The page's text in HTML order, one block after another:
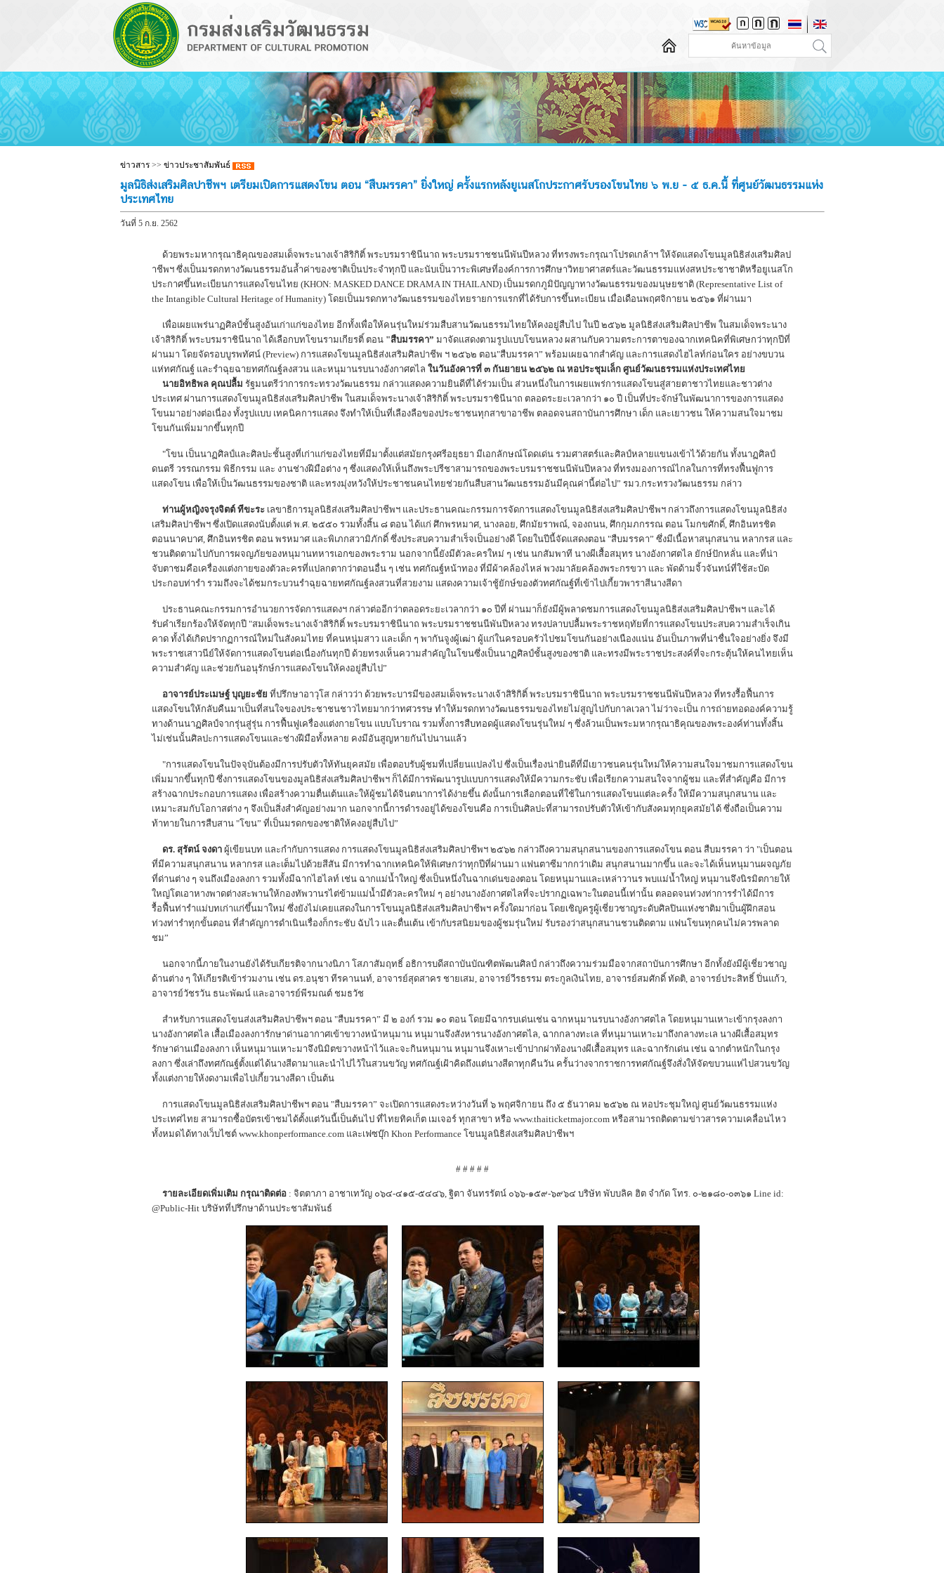
ข่าวสาร >> ข่าวประชาสัมพันธ์
มูลนิธิส่งเสริมศิลปาชีพฯ เตรียมเปิดการแสดงโขน ตอน “สืบมรรคา” ยิ่งใหญ่ ครั้งแรกหลังยูเนสโกประกาศรับรองโขนไทย ๖ พ.ย - ๕ ธ.ค.นี้ ที่ศูนย์วัฒนธรรมแห่ง
ประเทศไทย
วันที่ 5 ก.ย. 2562
ด้วยพระมหากรุณาธิคุณของสมเด็จพระนางเจ้าสิริกิติ์ พระบรมราชินีนาถ พระบรมราชชนนีพันปีหลวง ที่ทรงพระกรุณาโปรดเกล้าฯ ให้จัดแสดงโขนมูลนิธิส่งเสริมศิลป
าชีพฯ ซึ่งเป็นมรดกทางวัฒนธรรมอันล้ำค่าของชาติเป็นประจำทุกปี และนับเป็นวาระพิเศษที่องค์การการศึกษาวิทยาศาสตร์และวัฒนธรรมแห่งสหประชาชาติหรือยูเนสโก
ประกาศขึ้นทะเบียนการแสดงโขนไทย (KHON: MASKED DANCE DRAMA IN THAILAND) เป็นมรดกภูมิปัญญาทางวัฒนธรรมของมนุษยชาติ (Representative List of
the Intangible Cultural Heritage of Humanity) โดยเป็นมรดกทางวัฒนธรรมของไทยรายการแรกที่ได้รับการขึ้นทะเบียน เมื่อเดือนพฤศจิกายน ๒๕๖๑ ที่ผ่านมา
เพื่อเผยแพร่นาฏศิลป์ชั้นสูงอันเก่าแก่ของไทย อีกทั้งเพื่อให้คนรุ่นใหม่ร่วมสืบสานวัฒนธรรมไทยให้คงอยู่สืบไป ในปี ๒๕๖๒ มูลนิธิส่งเสริมศิลปาชีพ ในสมเด็จพระนาง
เจ้าสิริกิติ์ พระบรมราชินีนาถ ได้เลือกบทโขนรามเกียรติ์ ตอน "สืบมรรคา” มาจัดแสดงตามรูปแบบโขนหลวง ผสานกับความตระการตาของฉากเทคนิคที่พิเศษกว่าทุกปีที่
ผ่านมา โดยจัดรอบบูรพทัศน์ (Preview) การแสดงโขนมูลนิธิส่งเสริมศิลปาชีพ ฯ ๒๕๖๒ ตอน"สืบมรรคา” พร้อมเผยฉากสำคัญ และการแสดงไฮไลท์ก่อนใคร อย่างขบวน
แห่ทศกัณฐ์ และรำฉุยฉายทศกัณฐ์ลงสวน และหนุมานรบนางอังกาศตไล ในวันอังคารที่ ๓ กันยายน ๒๕๖๒ ณ หอประชุมเล็ก ศูนย์วัฒนธรรมแห่งประเทศไทย
นายอิทธิพล คุณปลื้ม รัฐมนตรีว่าการกระทรวงวัฒนธรรม กล่าวแสดงความยินดีที่ได้ร่วมเป็น ส่วนหนึ่งในการเผยแพร่การแสดงโขนสู่สายตาชาวไทยและชาวต่าง
ประเทศ ผ่านการแสดงโขนมูลนิธิส่งเสริมศิลปาชีพ ในสมเด็จพระนางเจ้าสิริกิติ์ พระบรมราชินีนาถ ตลอดระยะเวลากว่า ๑๐ ปี เป็นที่ประจักษ์ในพัฒนาการของการแสดง
โขนมาอย่างต่อเนื่อง ทั้งรูปแบบ เทคนิคการแสดง จึงทำให้เป็นที่เลืองลือของประชาชนทุกสาขาอาชีพ ตลอดจนสถาบันการศึกษา เด็ก และเยาวชน ให้ความสนใจมาชม
โขนกันเพิ่มมากขึ้นทุกปี
"โขน เป็นนาฏศิลป์และศิลปะชั้นสูงที่เก่าแก่ของไทยที่มีมาตั้งแต่สมัยกรุงศรีอยุธยา มีเอกลักษณ์โดดเด่น รวมศาสตร์และศิลป์หลายแขนงเข้าไว้ด้วยกัน ทั้งนาฏศิลป์
ดนตรี วรรณกรรม พิธีกรรม และ งานช่างฝีมือต่าง ๆ ซึ่งแสดงให้เห็นถึงพระปรีชาสามารถของพระบรมราชชนนีพันปีหลวง ที่ทรงมองการณ์ไกลในการที่ทรงฟื้นฟูการ
แสดงโขน เพื่อให้เป็นวัฒนธรรมของชาติ และทรงมุ่งหวังให้ประชาชนคนไทยช่วยกันสืบสานวัฒนธรรมอันมีคุณค่านี้ต่อไป” รมว.กระทรวงวัฒนธรรม กล่าว
ท่านผู้หญิงจรุงจิตต์ ทีขะระ เลขาธิการมูลนิธิส่งเสริมศิลปาชีพฯ และประธานคณะกรรมการจัดการแสดงโขนมูลนิธิส่งเสริมศิลปาชีพฯ กล่าวถึงการแสดงโขนมูลนิธิส่ง
เสริมศิลปาชีพฯ ซึ่งเปิดแสดงนับตั้งแต่ พ.ศ. ๒๕๕๐ รวมทั้งสิ้น ๘ ตอน ได้แก่ ศึกพรหมาศ, นางลอย, ศึกมัยราพณ์, จองถนน, ศึกกุมภกรรณ ตอน โมกขศักดิ์, ศึกอินทรชิต
ตอนนาคบาศ, ศึกอินทรชิต ตอน พรหมาศ และพิเภกสวามิภักดิ์ ซึ่งประสบความสำเร็จเป็นอย่างดี โดยในปีนี้จัดแสดงตอน "สืบมรรคา” ซึ่งมีเนื้อหาสนุกสนาน หลากรส และ
ชวนติดตามไปกับการผจญภัยของหนุมานทหารเอกของพระราม นอกจากนี้ยังมีตัวละครใหม่ ๆ เช่น นกสัมพาที นางผีเสื้อสมุทร นางอังกาศตไล ยักษ์ปักหลั่น และที่น่า
จับตาชมคือเครื่องแต่งกายของตัวละครที่แปลกตากว่าตอนอื่น ๆ เช่น ทศกัณฐ์หน้าทอง ที่มีผ้าคล้องไหล่ พวงมาลัยคล้องพระกรขวา และ พัดด้ามจิ้วจันทน์ที่ใช้สะบัด
ประกอบท่ารำ รวมถึงจะได้ชมกระบวนรำฉุยฉายทศกัณฐ์ลงสวนที่สวยงาม แสดงความเจ้าชู้ยักษ์ของตัวทศกัณฐ์ที่เข้าไปเกี้ยวพาราสีนางสีดา
ประธานคณะกรรมการอำนวยการจัดการแสดงฯ กล่าวต่ออีกว่าตลอดระยะเวลากว่า ๑๐ ปีที่ ผ่านมาก็ยังมีผู้พลาดชมการแสดงโขนมูลนิธิส่งเสริมศิลปาชีพฯ และได้
รับคำเรียกร้องให้จัดทุกปี "สมเด็จพระนางเจ้าสิริกิติ์ พระบรมราชินีนาถ พระบรมราชชนนีพันปีหลวง ทรงปลาบปลื้มพระราชหฤทัยที่การแสดงโขนประสบความสำเร็จเกิน
คาด ทั้งได้เกิดปรากฏการณ์ใหม่ในสังคมไทย ที่คนหนุ่มสาว และเด็ก ๆ พากันจูงผู้เฒ่า ผู้แก่ในครอบครัวไปชมโขนกันอย่างเนืองแน่น อันเป็นภาพที่น่าชื่นใจอย่างยิ่ง จึงมี
พระราชเสาวนีย์ให้จัดการแสดงโขนต่อเนื่องกันทุกปี ด้วยทรงเห็นความสำคัญในโขนซึ่งเป็นนาฏศิลป์ชั้นสูงของชาติ และทรงมีพระราชประสงค์ที่จะกระตุ้นให้คนไทยเห็น
ความสำคัญ และช่วยกันอนุรักษ์การแสดงโขนให้คงอยู่สืบไป”
อาจารย์ประเมษฐ์ บุญยะชัย ที่ปรึกษาอาวุโส กล่าวว่า ด้วยพระบารมีของสมเด็จพระนางเจ้าสิริกิติ์ พระบรมราชินีนาถ พระบรมราชชนนีพันปีหลวง ที่ทรงรื้อฟื้นการ
แสดงโขนให้กลับคืนมาเป็นที่สนใจของประชาชนชาวไทยมากว่าทศวรรษ ทำให้มรดกทางวัฒนธรรมของไทยไม่สูญไปกับกาลเวลา ไม่ว่าจะเป็น การถ่ายทอดองค์ความรู้
ทางด้านนาฏศิลป์จากรุ่นสู่รุ่น การฟื้นฟูเครื่องแต่งกายโขน แบบโบราณ รวมทั้งการสืบทอดผู้แสดงโขนรุ่นใหม่ ๆ ซึ่งล้วนเป็นพระมหากรุณาธิคุณของพระองค์ท่านทั้งสิ้น
ไม่เช่นนั้นศิลปะการแสดงโขนและช่างฝีมือทั้งหลาย คงมีอันสูญหายกันไปนานแล้ว
"การแสดงโขนในปัจจุบันต้องมีการปรับตัวให้ทันยุคสมัย เพื่อตอบรับผู้ชมที่เปลี่ยนแปลงไป ซึ่งเป็นเรื่องน่ายินดีที่มีเยาวชนคนรุ่นใหม่ให้ความสนใจมาชมการแสดงโขน
เพิ่มมากขึ้นทุกปี ซึ่งการแสดงโขนของมูลนิธิส่งเสริมศิลปาชีพฯ ก็ได้มีการพัฒนารูปแบบการแสดงให้มีความกระชับ เพื่อเรียกความสนใจจากผู้ชม และที่สำคัญคือ มีการ
สร้างฉากประกอบการแสดง เพื่อสร้างความตื่นเต้นและให้ผู้ชมได้จินตนาการได้ง่ายขึ้น ดังนั้นการเลือกตอนที่ใช้ในการแสดงโขนแต่ละครั้ง ให้มีความสนุกสนาน และ
เหมาะสมกับโอกาสต่าง ๆ จึงเป็นสิ่งสำคัญอย่างมาก นอกจากนี้การดำรงอยู่ได้ของโขนคือ การเป็นศิลปะที่สามารถปรับตัวให้เข้ากับสังคมทุกยุคสมัยได้ ซึ่งถือเป็นความ
ท้าทายในการสืบสาน "โขน” ที่เป็นมรดกของชาติให้คงอยู่สืบไป”
ดร. สุรัตน์ จงดา ผู้เขียนบท และกำกับการแสดง การแสดงโขนมูลนิธิส่งเสริมศิลปาชีพฯ ๒๕๖๒ กล่าวถึงความสนุกสนานของการแสดงโขน ตอน สืบมรรคา ว่า "เป็นตอน
ที่มีความสนุกสนาน หลากรส และเต็มไปด้วยสีสัน มีการทำฉากเทคนิคให้พิเศษกว่าทุกปีที่ผ่านมา แฟนตาซีมากกว่าเดิม สนุกสนานมากขึ้น และจะได้เห็นหนุมานผจญภัย
ที่ด่านต่าง ๆ จนถึงเมืองลงกา รวมทั้งมีฉากไฮไลท์ เช่น ฉากแม่น้ำใหญ่ ซึ่งเป็นหนึ่งในฉากเด่นของตอน โดยหนุมานและเหล่าวานร พบแม่น้ำใหญ่ หนุมานจึงนิรมิตกายให้
ใหญ่โตเอาหางพาดต่างสะพานให้กองทัพวานรไต่ข้ามแม่น้ำมีตัวละครใหม่ ๆ อย่างนางอังกาศตไลที่จะปรากฏเฉพาะในตอนนี้เท่านั้น ตลอดจนท่วงท่าการรำได้มีการ
รื้อฟื้นท่ารำแม่บทเก่าแก่ขึ้นมาใหม่ ซึ่งยังไม่เคยแสดงในการโขนมูลนิธิส่งเสริมศิลปาชีพฯ ครั้งใดมาก่อน โดยเชิญครูผู้เชี่ยวชาญระดับศิลปินแห่งชาติมาเป็นผู้ฝึกสอน
ท่วงท่ารำทุกขั้นตอน ที่สำคัญการดำเนินเรื่องก็กระชับ ฉับไว และตื่นเต้น เข้ากับรสนิยมของผู้ชมรุ่นใหม่ รับรองว่าสนุกสนานชวนติดตาม แฟนโขนทุกคนไม่ควรพลาด
ชม”
นอกจากนี้ภายในงานยังได้รับเกียรติจากนางนิภา โสภาสัมฤทธิ์ อธิการบดีสถาบันบัณฑิตพัฒนศิลป์ กล่าวถึงความร่วมมือจากสถาบันการศึกษา อีกทั้งยังมีผู้เชี่ยวชาญ
ด้านต่าง ๆ ให้เกียรติเข้าร่วมงาน เช่น ดร.อนุชา ทีรคานนท์, อาจารย์สุดสาคร ชายเสม, อาจารย์วีรธรรม ตระกูลเงินไทย, อาจารย์สมศักดิ์ ทัดติ, อาจารย์ประสิทธิ์ ปิ่นแก้ว,
อาจารย์วัชรวัน ธนะพัฒน์ และอาจารย์พีรมณต์ ชมธวัช
สำหรับการแสดงโขนส่งเสริมศิลปาชีพฯ ตอน "สืบมรรคา” มี ๒ องก์ รวม ๑๐ ตอน โดยมีฉากรบเด่นเช่น ฉากหนุมานรบนางอังกาศตไล โดยหนุมานเหาะเข้ากรุงลงกา
นางอังกาศตไล เสื้อเมืองลงการักษาด่านอากาศเข้าขวางหน้าหนุมาน หนุมานจึงสังหารนางอังกาศตไล, ฉากกลางทะเล ที่หนุมานเหาะมาถึงกลางทะเล นางผีเสื้อสมุทร
รักษาด่านเมืองลงกา เห็นหนุมานเหาะมาจึงนิมิตขวางหน้าไว้และจะกินหนุมาน หนุมานจึงเหาะเข้าปากผ่าท้องนางผีเสื้อสมุทร และฉากรักเด่น เช่น ฉากตำหนักในกรุง
ลงกา ซึ่งเล่าถึงทศกัณฐ์ตั้งแต่ได้นางสีดามาและนำไปไว้ในสวนขวัญ ทศกัณฐ์เฝ้าคิดถึงแต่นางสีดาทุกคืนวัน ครั้นว่างจากราชการทศกัณฐ์จึงสั่งให้จัดขบวนแห่ไปสวนขวัญ
ทั้งแต่งกายให้งดงามเพื่อไปเกี้ยวนางสีดา เป็นต้น
การแสดงโขนมูลนิธิส่งเสริมศิลปาชีพฯ ตอน "สืบมรรคา” จะเปิดการแสดงระหว่างวันที่ ๖ พฤศจิกายน ถึง ๕ ธันวาคม ๒๕๖๒ ณ หอประชุมใหญ่ ศูนย์วัฒนธรรมแห่ง
ประเทศไทย สามารถซื้อบัตรเข้าชมได้ตั้งแต่วันนี้เป็นต้นไป ที่ไทยทิคเก็ต เมเจอร์ ทุกสาขา หรือ www.thaiticketmajor.com หรือสามารถติดตามข่าวสารความเคลื่อนไหว
ทั้งหมดได้ทางเว็บไซต์ www.khonperformance.com และเฟซบุ๊ก Khon Performance โขนมูลนิธิส่งเสริมศิลปาชีพฯ
# # # # #
รายละเอียดเพิ่มเติม กรุณาติดต่อ : จิตตาภา อาชาเทวัญ ๐๖๔-๔๑๕-๕๔๔๖, ฐิตา จันทรรัตน์ ๐๖๖-๑๕๙-๖๙๖๔ บริษัท พับบลิค ฮิต จำกัด โทร. ๐-๒๑๘๐-๐๓๖๑ Line id:
@Public-Hit บริษัทที่ปรึกษาด้านประชาสัมพันธ์